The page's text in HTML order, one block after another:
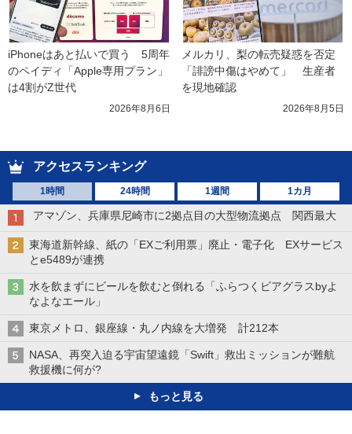
iPhoneはあと払いで買う　5周年
のペイディ「Apple専用プラン」
は4割がZ世代
2026年8月6日
メルカリ、梨の転売疑惑を否定
「誹謗中傷はやめて」　生産者
を現地確認
2026年8月5日
アクセスランキング
1時間 24時間 1週間 1カ月
アマゾン、兵庫県尼崎市に2拠点目の大型物流拠点 関西最大
東海道新幹線、紙の「EXご利用票」廃止・電子化 EXサービス
とe5489が連携
水を飲まずにビールを飲むと倒れる「ふらつくビアグラスbyよ
なよなエール」
東京メトロ、銀座線・丸ノ内線を大増発 計212本
NASA、再突入迫る宇宙望遠鏡「Swift」救出ミッションが難航
救援機に何が?
もっと見る